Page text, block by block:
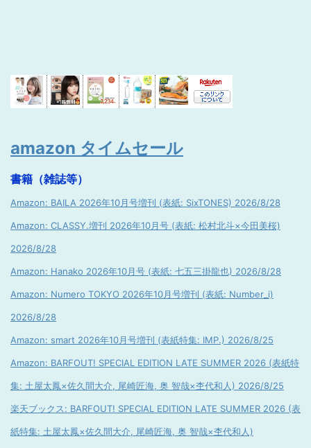
amazon タイムセール
書籍（雑誌等）
Amazon: BAILA 2026年10月号増刊 (表紙: SixTONES) 2026/8/28
Amazon: CLASSY.増刊 2026年10月号 (表紙: 松村北斗×今田美桜)
2026/8/28
Amazon: Hanako 2026年10月号 (表紙: 七五三掛龍也) 2026/8/28
Amazon: Numero TOKYO 2026年10月号増刊 (表紙: Number_i)
2026/8/28
Amazon: smart 2026年10月号増刊 (表紙特集: IMP.) 2026/8/25
Amazon: BARFOUT! SPECIAL EDITION LATE SUMMER 2026 (表紙特
集: 土屋太鳳×佐久間大介, 尾崎匠海, 奥 智哉×杢代和人) 2026/8/25
楽天ブックス: BARFOUT! SPECIAL EDITION LATE SUMMER 2026 (表
紙特集: 土屋太鳳×佐久間大介, 尾崎匠海, 奥 智哉×杢代和人)